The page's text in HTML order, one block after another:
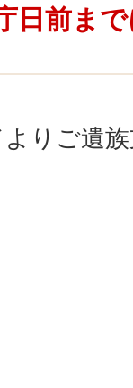
日前ま
りご遺